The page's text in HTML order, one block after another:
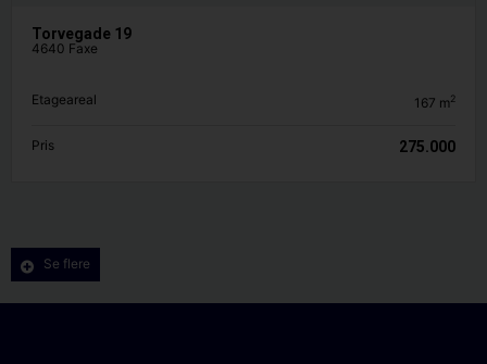
Torvegade 19
4640 Faxe
Etageareal 167 m2
Pris 275.000
Se flere